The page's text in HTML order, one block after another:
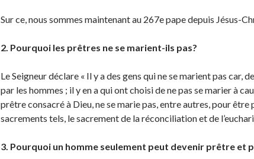
Sur ce, nous sommes maintenant au 267e pape depuis Jésus-
2. Pourquoi les prêtres ne se marient-ils pas?
Le Seigneur déclare « Il y a des gens qui ne se marient pas car,
par les hommes ; il y en a qui ont choisi de ne pas se marier à
prêtre consacré à Dieu, ne se marie pas, entre autres, pour
sacrements tels, le sacrement de la réconciliation et de
3. Pourquoi un homme seulement peut devenir prêtre et